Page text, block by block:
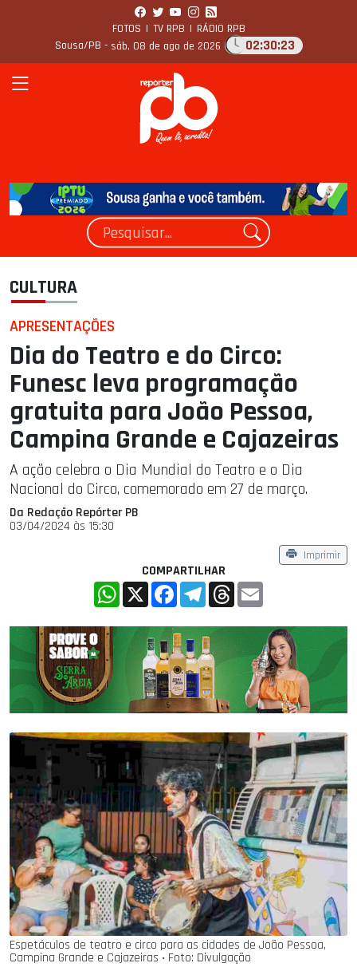
FOTOS | TV RPB | RÁDIO RPB
Sousa/PB - sáb, 08 de ago de 2026 02:30:24
CULTURA
APRESENTAÇÕES
Dia do Teatro e do Circo:
Funesc leva programação
gratuita para João Pessoa,
Campina Grande e Cajazeiras
A ação celebra o Dia Mundial do Teatro e o Dia
Nacional do Circo, comemorado em 27 de março.
Da Redação Repórter PB
03/04/2024 às 15:30
Imprimir
COMPARTILHAR
WhatsApp
X FacebookTelegramThreads
Espetáculos de teatro e circo para as cidades de João Pessoa,
Campina Grande e Cajazeiras ‧ Foto: Divulgação